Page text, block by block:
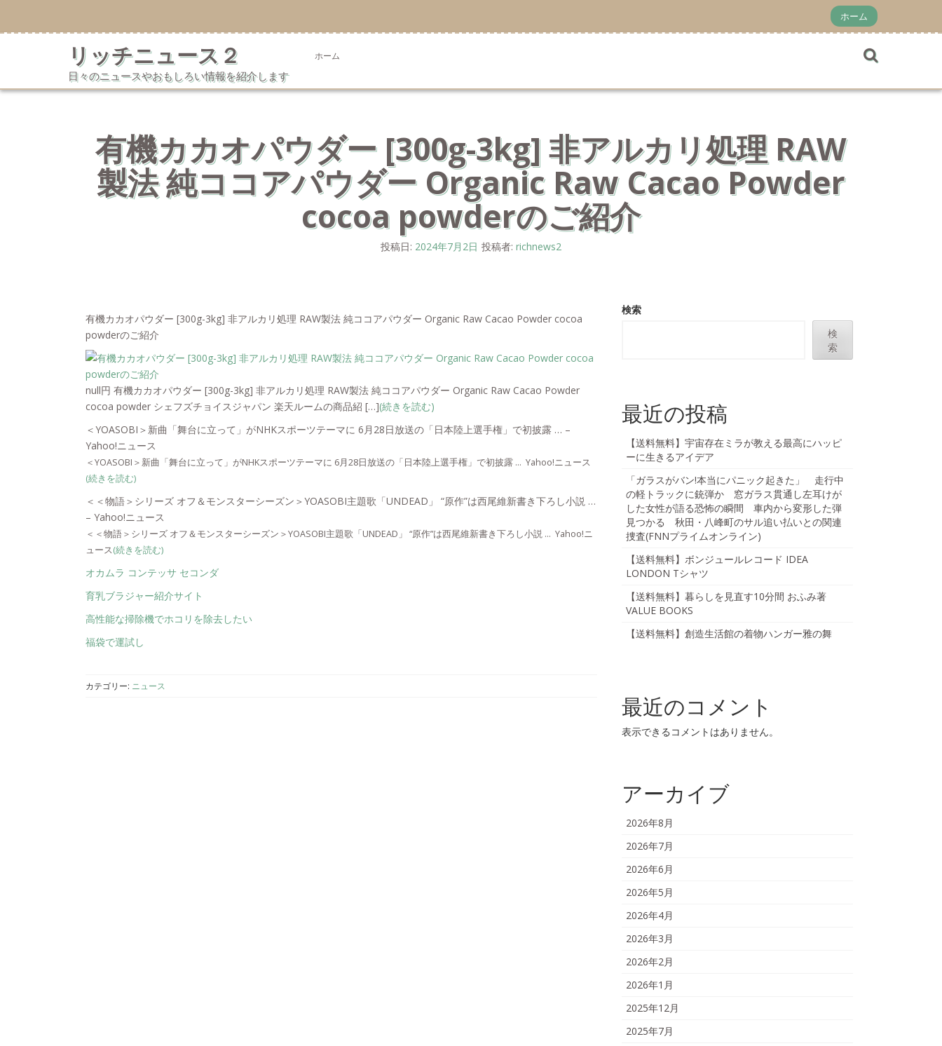
テ
ス
ホーム
リッチニュース２
日々のニュースやおもしろい情報を紹介します
ホーム
有機カカオパウダー [300g-3kg] 非アルカリ処理 RAW
製法 純ココアパウダー Organic Raw Cacao Powder
cocoa powderのご紹介
投稿日: 2024年7月2日 投稿者: richnews2
有機カカオパウダー [300g-3kg] 非アルカリ処理 RAW製法 純ココアパウダー Organic Raw Cacao Powder cocoa
powderのご紹介
null円 有機カカオパウダー [300g-3kg] 非アルカリ処理 RAW製法 純ココアパウダー Organic Raw Cacao Powder
cocoa powder シェフズチョイスジャパン 楽天ルームの商品紹 […](続きを読む)
＜YOASOBI＞新曲「舞台に立って」がNHKスポーツテーマに 6月28日放送の「日本陸上選手権」で初披露 … –
Yahoo!ニュース
＜YOASOBI＞新曲「舞台に立って」がNHKスポーツテーマに 6月28日放送の「日本陸上選手権」で初披露 … Yahoo!ニュース
(続きを読む)
＜＜物語＞シリーズ オフ＆モンスターシーズン＞YOASOBI主題歌「UNDEAD」 “原作”は西尾維新書き下ろし小説 …
– Yahoo!ニュース
＜＜物語＞シリーズ オフ＆モンスターシーズン＞YOASOBI主題歌「UNDEAD」 “原作”は西尾維新書き下ろし小説 … Yahoo!ニ
ュース(続きを読む)
オカムラ コンテッサ セコンダ
育乳ブラジャー紹介サイト
高性能な掃除機でホコリを除去したい
福袋で運試し
カテゴリー: ニュース
検索
検
索
最近の投稿
【送料無料】宇宙存在ミラが教える最高にハッピ
ーに生きるアイデア
「ガラスがバン!本当にパニック起きた」 走行中
の軽トラックに銃弾か 窓ガラス貫通し左耳けが
した女性が語る恐怖の瞬間 車内から変形した弾
見つかる 秋田・八峰町のサル追い払いとの関連
捜査(FNNプライムオンライン)
【送料無料】ボンジュールレコード IDEA
LONDON Tシャツ
【送料無料】暮らしを見直す10分間 おふみ著
VALUE BOOKS
【送料無料】創造生活館の着物ハンガー雅の舞
最近のコメント
表示できるコメントはありません。
アーカイブ
2026年8月
2026年7月
2026年6月
2026年5月
2026年4月
2026年3月
2026年2月
2026年1月
2025年12月
2025年7月